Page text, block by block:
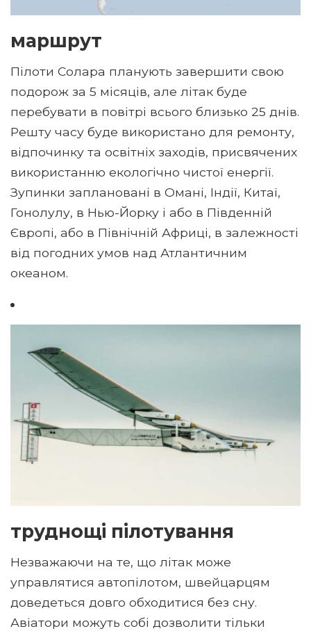
маршрут
Пілоти Солара планують завершити свою
подорож за 5 місяців, але літак буде
перебувати в повітрі всього близько 25 днів.
Решту часу буде використано для ремонту,
відпочинку та освітніх заходів, присвячених
використанню екологічно чистої енергії.
Зупинки заплановані в Омані, Індії, Китаї,
Гонолулу, в Нью-Йорку і або в Південній
Європі, або в Північній Африці, в залежності
від погодних умов над Атлантичним
океаном.
труднощі пілотування
Незважаючи на те, що літак може
управлятися автопілотом, швейцарцям
доведеться довго обходитися без сну.
Авіатори можуть собі дозволити тільки